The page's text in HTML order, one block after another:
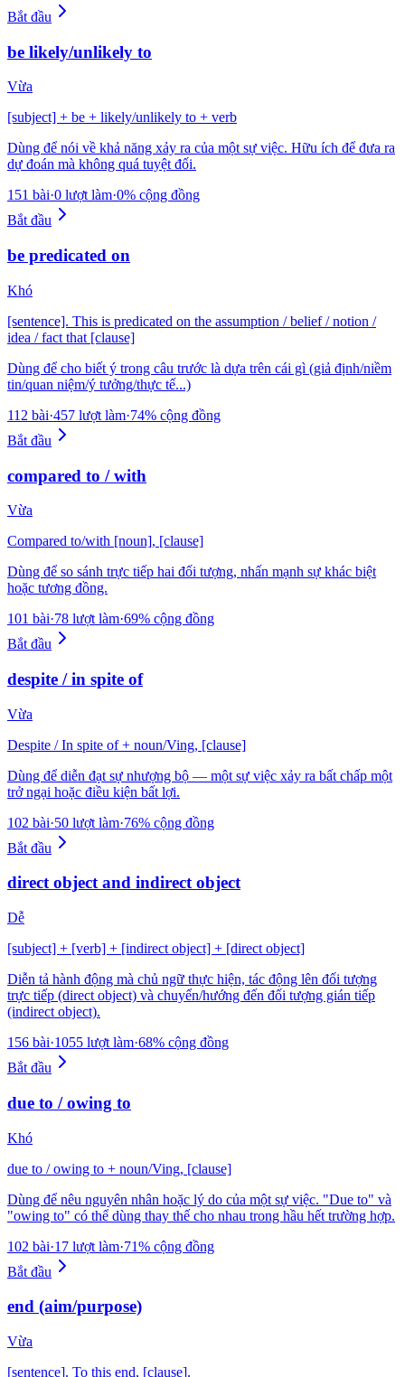
Bắt đầu
be likely/unlikely to
Vừa
[subject] + be + likely/unlikely to + verb
Dùng để nói về khả năng xảy ra của một sự việc. Hữu ích để đưa ra
dự đoán mà không quá tuyệt đối.
151 bài·0 lượt làm·0% cộng đồng
Bắt đầu
be predicated on
Khó
[sentence]. This is predicated on the assumption / belief / notion /
idea / fact that [clause]
Dùng để cho biết ý trong câu trước là dựa trên cái gì (giả định/niềm
tin/quan niệm/ý tưởng/thực tế...)
112 bài·457 lượt làm·74% cộng đồng
Bắt đầu
compared to / with
Vừa
Compared to/with [noun], [clause]
Dùng để so sánh trực tiếp hai đối tượng, nhấn mạnh sự khác biệt
hoặc tương đồng.
101 bài·78 lượt làm·69% cộng đồng
Bắt đầu
despite / in spite of
Vừa
Despite / In spite of + noun/Ving, [clause]
Dùng để diễn đạt sự nhượng bộ — một sự việc xảy ra bất chấp một
trở ngại hoặc điều kiện bất lợi.
102 bài·50 lượt làm·76% cộng đồng
Bắt đầu
direct object and indirect object
Dễ
[subject] + [verb] + [indirect object] + [direct object]
Diễn tả hành động mà chủ ngữ thực hiện, tác động lên đối tượng
trực tiếp (direct object) và chuyển/hướng đến đối tượng gián tiếp
(indirect object).
156 bài·1055 lượt làm·68% cộng đồng
Bắt đầu
due to / owing to
Khó
due to / owing to + noun/Ving, [clause]
Dùng để nêu nguyên nhân hoặc lý do của một sự việc. "Due to" và
"owing to" có thể dùng thay thế cho nhau trong hầu hết trường hợp.
102 bài·17 lượt làm·71% cộng đồng
Bắt đầu
end (aim/purpose)
Vừa
[sentence]. To this end, [clause].